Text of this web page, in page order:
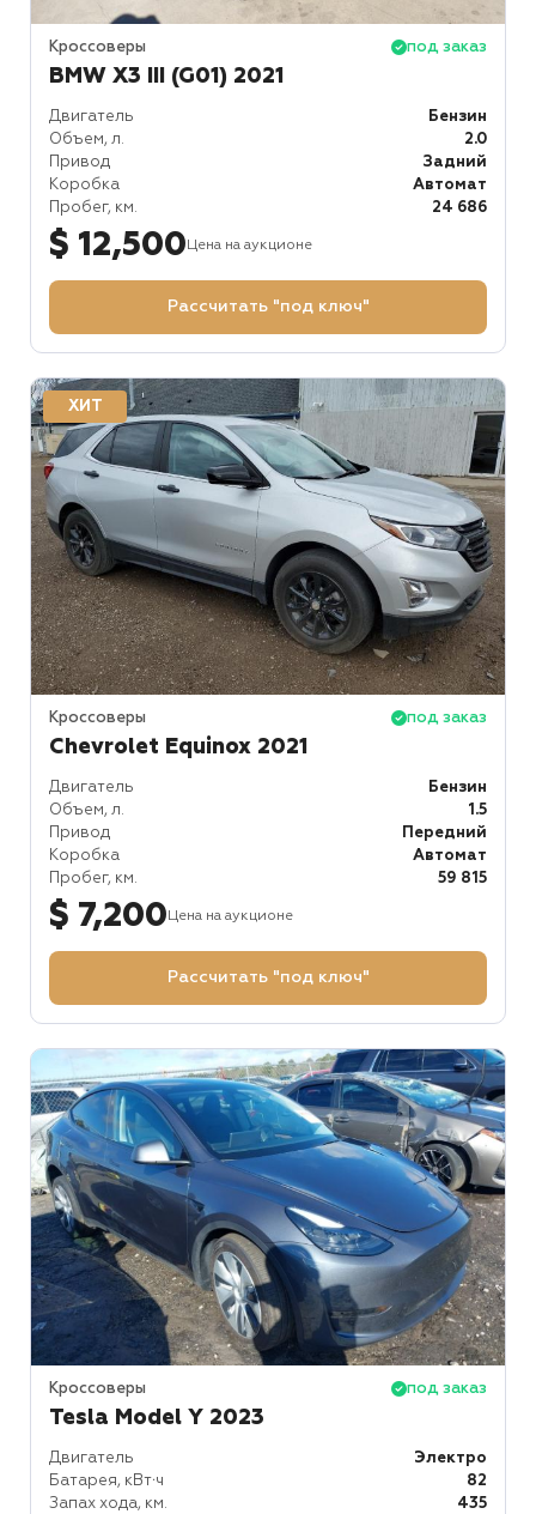
Кроссоверы под заказ
BMW X3 III (G01) 2021
Двигатель
Бензин
Объем, л.
2.0
Привод
Задний
Коробка
Автомат
Пробег, км.
24 686
$ 12,500Цена на аукционе
Рассчитать "под ключ"
ХИТ
Кроссоверы под заказ
Chevrolet Equinox 2021
Двигатель
Бензин
Объем, л.
1.5
Привод
Передний
Коробка
Автомат
Пробег, км.
59 815
$ 7,200Цена на аукционе
Рассчитать "под ключ"
Кроссоверы под заказ
Tesla Model Y 2023
Двигатель
Электро
Батарея, кВт⋅ч
82
Запах хода, км.
435